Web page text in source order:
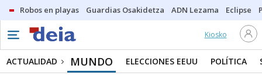
Robos en playas Guardias Osakidetza ADN Lezama Eclipse
Kiosko
ACTUALIDAD MUNDO ELECCIONES EEUU POLÍTICA